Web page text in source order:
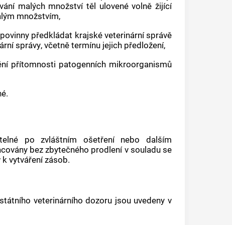
malých množství těl ulovené volně žijící
množstvím,
předkládat krajské veterinární správě
správy, včetně termínu jejich předložení,
přítomnosti patogenních mikroorganismů
po zvláštním ošetření nebo dalším
bez zbytečného prodlení v souladu se
vytváření zásob.
veterinárního dozoru jsou uvedeny v